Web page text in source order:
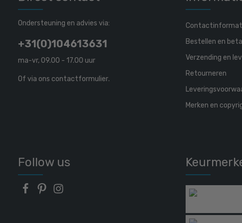
Follow us
Ondersteuning en advies via:
+31(0)104613631
ma-vr, 09.00 - 17.00 uur
Of via ons contactformulier.
Bestellen en
Verzending en
Retourneren
Merken en